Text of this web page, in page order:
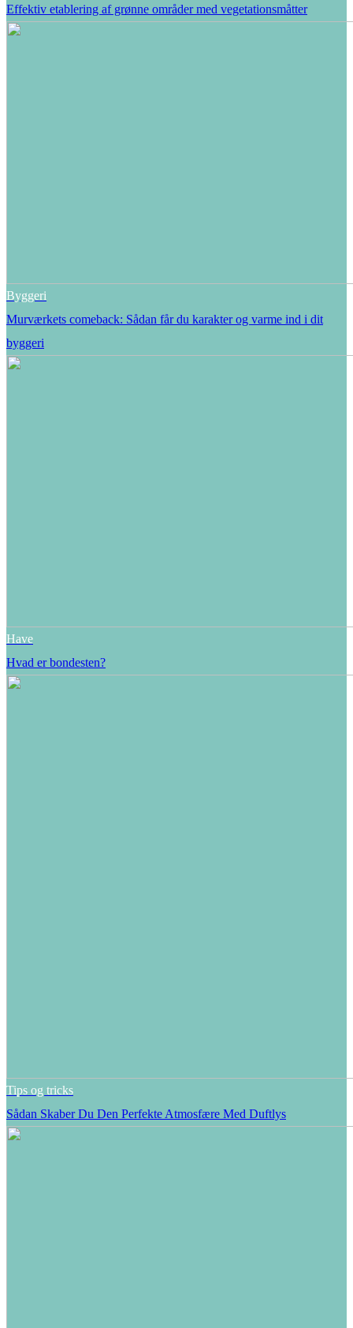
Effektiv etablering af grønne områder med vegetationsmåtter
Byggeri
Murværkets comeback: Sådan får du karakter og varme ind i dit
byggeri
Have
Hvad er bondesten?
Tips og tricks
Sådan Skaber Du Den Perfekte Atmosfære Med Duftlys